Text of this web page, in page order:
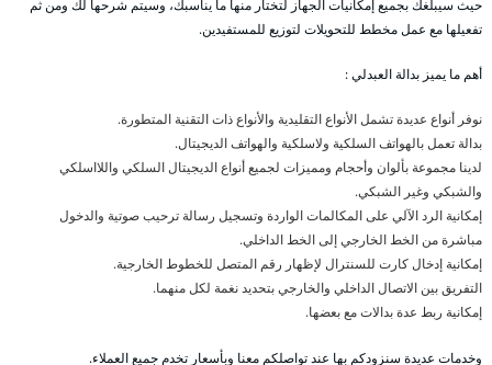
حيث سيبلغك بجميع إمكانيات الجهاز لتختار منها ما يناسبك، وسيتم شرحها لك ومن ثم
تفعيلها مع عمل مخطط للتحويلات لتوزيع للمستفيدين.
أهم ما يميز بدالة العبدلي :
نوفر أنواع عديدة تشمل الأنواع التقليدية والأنواع ذات التقنية المتطورة.
بدالة تعمل بالهواتف السلكية ولاسلكية والهواتف الديجيتال.
لدينا مجموعة بألوان وأحجام ومميزات لجميع أنواع الديجيتال السلكي واللااسلكي
والشبكي وغير الشبكي.
إمكانية الرد الآلي على المكالمات الواردة وتسجيل رسالة ترحيب صوتية والدخول
مباشرة من الخط الخارجي إلى الخط الداخلي.
إمكانية إدخال كارت للسنترال لإظهار رقم المتصل للخطوط الخارجية.
التفريق بين الاتصال الداخلي والخارجي بتحديد نغمة لكل منهما.
إمكانية ربط عدة بدالات مع بعضها.
وخدمات عديدة سنزودكم بها عند تواصلكم معنا وبأسعار تخدم جميع العملاء.